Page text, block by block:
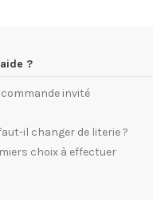
?
commande invité
faut-il changer de literie ?
choix à effectuer